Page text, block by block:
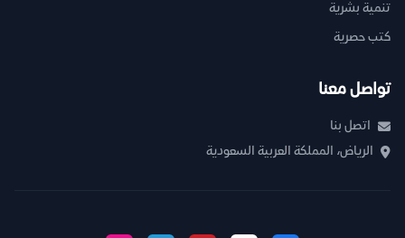
تنمية بشرية
كتب حصرية
تواصل معنا
اتصل بنا
الرياض، المملكة العربية السعودية